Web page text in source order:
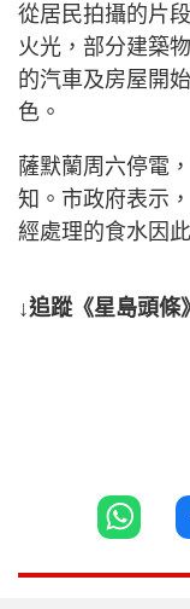
從居民拍攝的片
火光，部分建築
的汽車及房屋開
色。
薩默蘭周六停電
知。市政府表示
經處理的食水因
↓追蹤《星島頭